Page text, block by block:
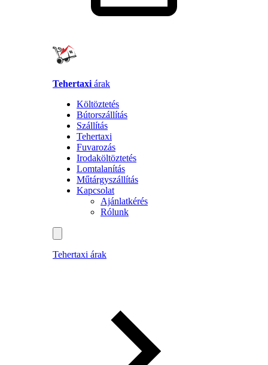
Tehertaxi árak
Költöztetés
Bútorszállítás
Szállítás
Tehertaxi
Fuvarozás
Irodaköltöztetés
Lomtalanítás
Műtárgyszállítás
Kapcsolat
Ajánlatkérés
Rólunk
Tehertaxi árak